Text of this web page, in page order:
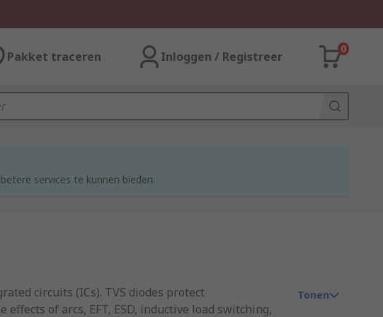
Pakket traceren Inloggen / Registreer
0
services te kunnen bieden.
circuits (ICs). TVS diodes protect
of arcs, EFT, ESD, inductive load switching,
Tonen